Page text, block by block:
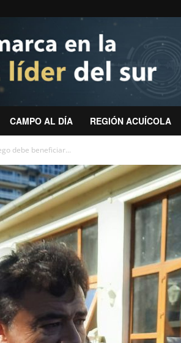
CAMPO AL DÍA REGIÓN ACUÍCOLA
debe beneficiar...